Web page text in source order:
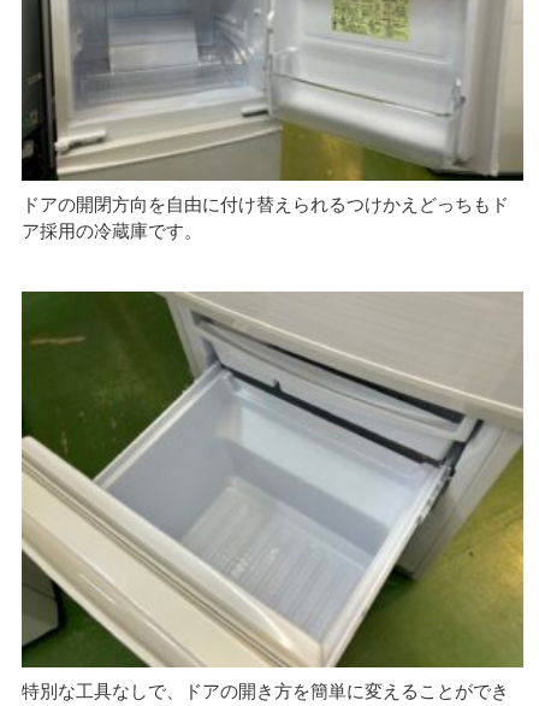
ドアの開閉方向を自由に付け替えられるつけかえどっちもド
ア採用の冷蔵庫です。
特別な工具なしで、ドアの開き方を簡単に変えることができ